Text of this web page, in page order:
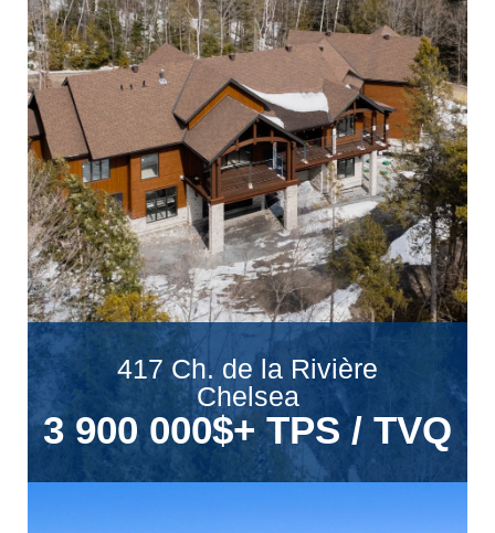
417 Ch. de la Rivière
Chelsea
3 900 000$+ TPS / TVQ